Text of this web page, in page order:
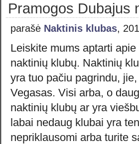
Pramogos Dubajus
parašė Naktinis klubas,
Leiskite mums aptarti
naktinių klubų. Naktinių
yra tuo pačiu pagrindu,
Vegasas. Visi arba, o
naktinių klubų ar yra
labai nedaug klubai yra
nepriklausomi arba turite